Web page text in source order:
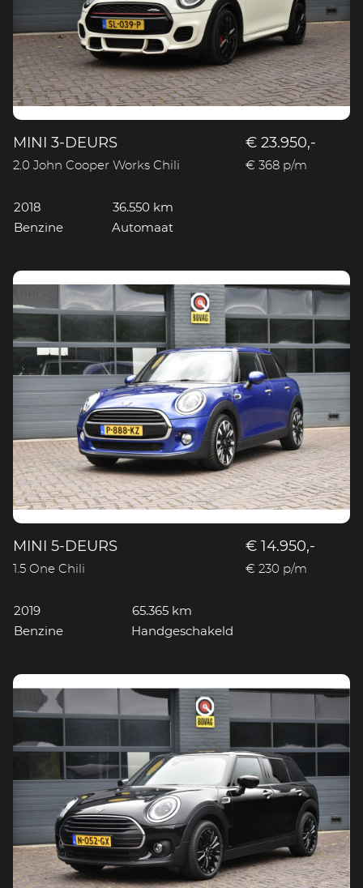
MINI 3-DEURS
2.0 John Cooper Works Chili
€ 23.950,-
€ 368 p/m
2018
36.550 km
Benzine
Automaat
MINI 5-DEURS
1.5 One Chili
€ 14.950,-
€ 230 p/m
2019
65.365 km
Benzine
Handgeschakeld